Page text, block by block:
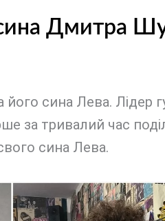
Дмитра
сина Лева. Лідер
за тривалий час
сина Лева.